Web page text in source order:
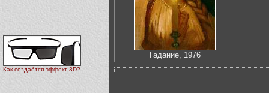
Как создаётся эффект 3D?
Гадание, 1976